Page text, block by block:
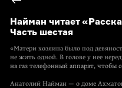
Найман читает
Часть шестая
«Матери хозяина было под
не жить одной. В голове у нее
на газ телефонный аппарат, чтобы
Анатолий Найман — о доме